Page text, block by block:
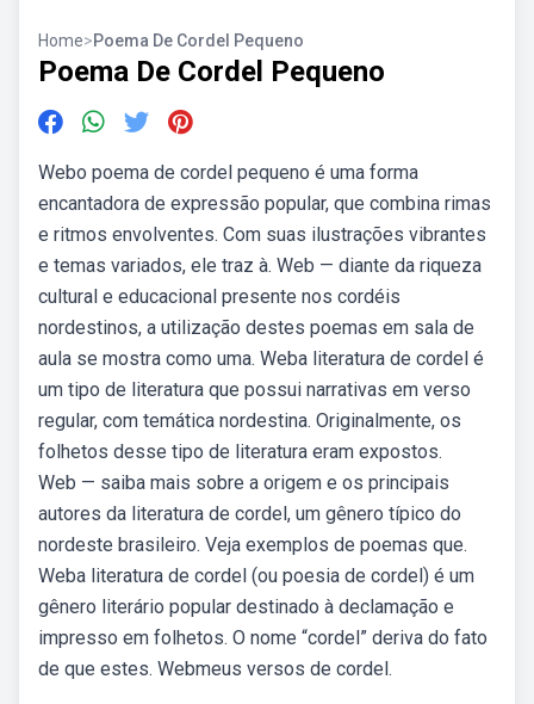
Home>Poema De Cordel Pequeno
Poema De Cordel Pequeno
Webo poema de cordel pequeno é uma forma
encantadora de expressão popular, que combina rimas
e ritmos envolventes. Com suas ilustrações vibrantes
e temas variados, ele traz à. Web — diante da riqueza
cultural e educacional presente nos cordéis
nordestinos, a utilização destes poemas em sala de
aula se mostra como uma. Weba literatura de cordel é
um tipo de literatura que possui narrativas em verso
regular, com temática nordestina. Originalmente, os
folhetos desse tipo de literatura eram expostos.
Web — saiba mais sobre a origem e os principais
autores da literatura de cordel, um gênero típico do
nordeste brasileiro. Veja exemplos de poemas que.
Weba literatura de cordel (ou poesia de cordel) é um
gênero literário popular destinado à declamação e
impresso em folhetos. O nome “cordel” deriva do fato
de que estes. Webmeus versos de cordel.